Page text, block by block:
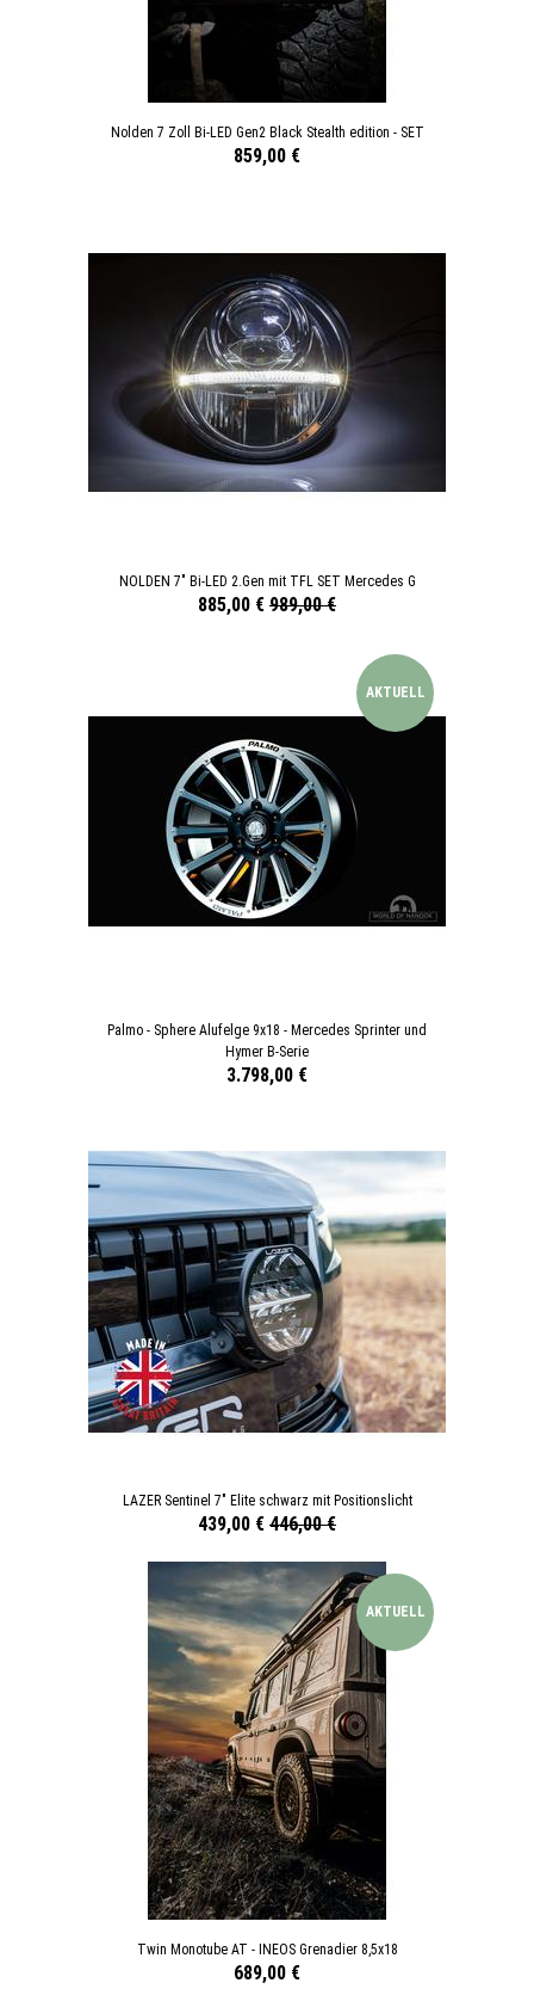
Nolden 7 Zoll Bi-LED Gen2 Black Stealth edition - SET
859,00 €
NOLDEN 7" Bi-LED 2.Gen mit TFL SET Mercedes G
885,00 € 989,00 €
AKTUELL
Palmo - Sphere Alufelge 9x18 - Mercedes Sprinter und
Hymer B-Serie
3.798,00 €
LAZER Sentinel 7" Elite schwarz mit Positionslicht
439,00 € 446,00 €
AKTUELL
Twin Monotube AT - INEOS Grenadier 8,5x18
689,00 €